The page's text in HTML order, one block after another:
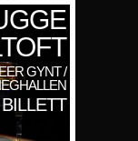
GYNT /